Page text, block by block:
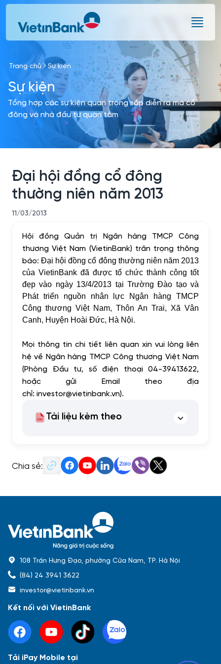
Skip to Main Content
Trang chủ Sự kiện
Sự kiện
Tổng hợp các sự kiện quan trọng sắp diễn ra mà cổ
đông và nhà đầu tư quan tâm
Đại hội đồng cổ đông
thường niên năm 2013
11/03/2013
Hội đồng Quản trị Ngân hàng TMCP Công
thương Việt Nam (VietinBank) trân trọng thông
báo:Đại hội đồng cổ đông thường niên năm 2013
của VietinBank đã được tổ chức thành công tốt
đẹp vào ngày 13/4/2013 tại Trường Đào tạo và
Phát triển nguồn nhân lực Ngân hàng TMCP
Công thương Việt Nam, Thôn An Trai, Xã Vân
Canh, Huyện Hoài Đức, Hà Nội.
Mọi thông tin chi tiết liên quan xin vui lòng liên
hệ về Ngân hàng TMCP Công thương Việt Nam
(Phòng Đầu tư, số điện thoại 04-39413622,
hoặc gửi Email theo địa
chỉ: investor@vietinbank.vn).
Tài liệu kèm theo
Chia sẻ:
108 Trần Hưng Đạo, phường Cửa Nam, TP. Hà Nội
(84) 24 3941 3622
investor@vietinbank.vn
Kết nối với VietinBank
Tải iPay Mobile tại